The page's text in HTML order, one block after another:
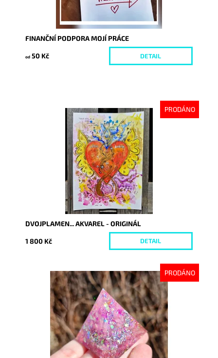
FINANČNÍ PODPORA MOJÍ PRÁCE
od 50 Kč DETAIL
PRODÁNO
Vyprodáno
9382
DVOJPLAMEN... AKVAREL - ORIGINÁL
1 800 Kč DETAIL
PRODÁNO
Dostupnost:
Vyprodáno
10112